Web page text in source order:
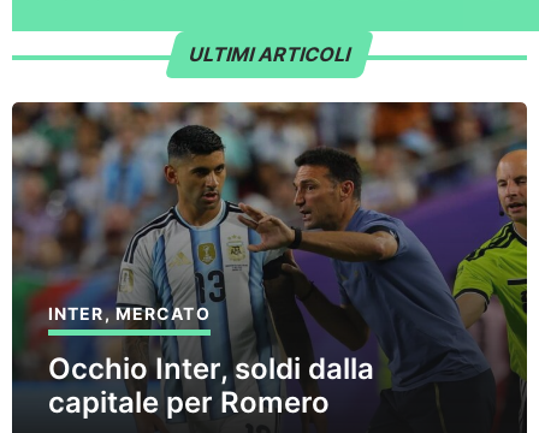
ULTIMI ARTICOLI
INTER,MERCATO
Occhio Inter, soldi dalla
capitale per Romero